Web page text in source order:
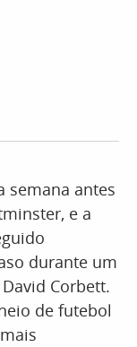
semana antes
e a
durante um
Corbett.
de futebol